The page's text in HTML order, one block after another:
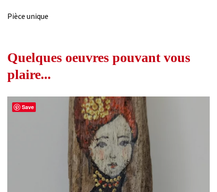
Pièce unique
Quelques oeuvres pouvant vous
plaire...
Save